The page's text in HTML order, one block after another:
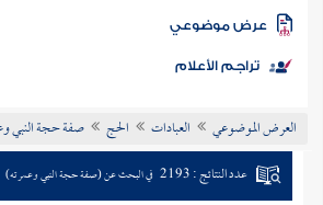
الكتب
موضوعي
تراجم الأعلام
العرض الموضوعي العبادات الحج صفة حجة النبي
عدد النتائج : 2193 في البحث عن (صفة حجة النبي وعمرته)